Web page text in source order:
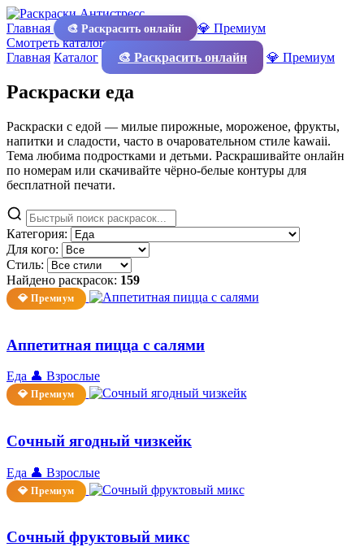
Главная 🎨 Раскрасить онлайн
💎 Премиум
Смотреть каталог
Главная Каталог 🎨 Раскрасить онлайн 💎 Премиум
Раскраски еда
Раскраски с едой — милые пирожные, мороженое, фрукты,
напитки и сладости, часто в очаровательном стиле kawaii.
Тема любима подростками и детьми. Раскрашивайте онлайн
по номерам или скачивайте чёрно-белые контуры для
бесплатной печати.
Категория:
Для кого:
Стиль:
Найдено раскрасок: 159
💎 Премиум
Аппетитная пицца с салями
Еда 👤 Взрослые
💎 Премиум
Сочный ягодный чизкейк
Еда 👤 Взрослые
💎 Премиум
Сочный фруктовый микс